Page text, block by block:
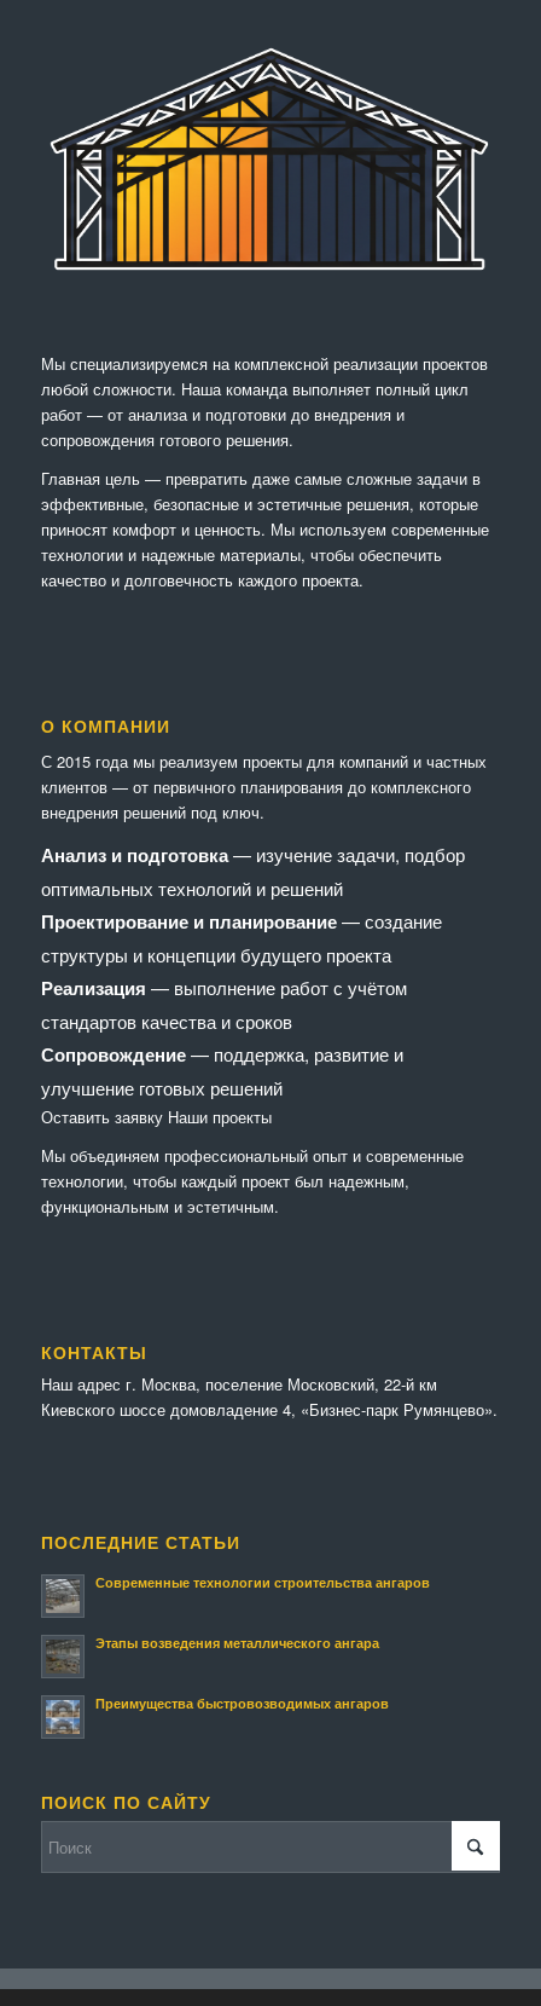
Мы специализируемся на комплексной реализации проектов
любой сложности. Наша команда выполняет полный цикл
работ — от анализа и подготовки до внедрения и
сопровождения готового решения.
Главная цель — превратить даже самые сложные задачи в
эффективные, безопасные и эстетичные решения, которые
приносят комфорт и ценность. Мы используем современные
технологии и надежные материалы, чтобы обеспечить
качество и долговечность каждого проекта.
О КОМПАНИИ
С 2015 года мы реализуем проекты для компаний и частных
клиентов — от первичного планирования до комплексного
внедрения решений под ключ.
Анализ и подготовка— изучение задачи, подбор
оптимальных технологий и решений
Проектирование и планирование— создание
структуры и концепции будущего проекта
Реализация — выполнение работ с учётом
стандартов качества и сроков
Сопровождение— поддержка, развитие и
улучшение готовых решений
Оставить заявку Наши проекты
Мы объединяем профессиональный опыт и современные
технологии, чтобы каждый проект был надежным,
функциональным и эстетичным.
КОНТАКТЫ
Наш адрес г. Москва, поселение Московский, 22-й км
Киевского шоссе домовладение 4, «Бизнес-парк Румянцево».
ПОСЛЕДНИЕ СТАТЬИ
Современные технологии строительства ангаров
Этапы возведения металлического ангара
Преимущества быстровозводимых ангаров
ПОИСК ПО САЙТУ